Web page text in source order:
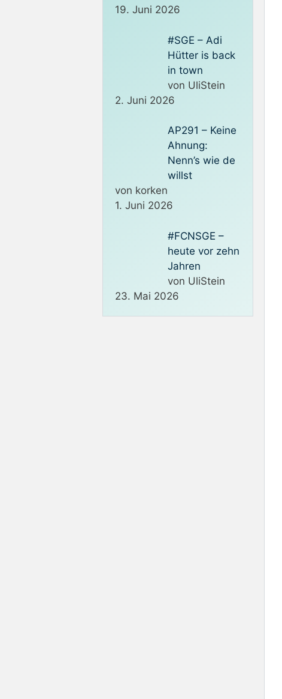
19. Juni 2026
#SGE – Adi
Hütter is back
in town
von UliStein
2. Juni 2026
AP291 – Keine
Ahnung:
Nenn’s wie de
willst
von korken
1. Juni 2026
#FCNSGE –
heute vor zehn
Jahren
von UliStein
23. Mai 2026